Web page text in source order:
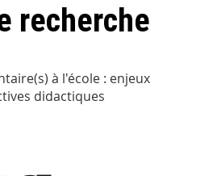
recherche
à l'école : enjeux
didactiques